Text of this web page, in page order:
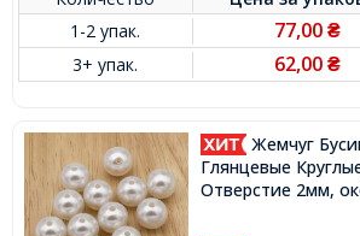
1-2 упак.
77,00₴
3+ упак. 62,00₴
Жемчуг Бусины Акриловые
Глянцевые
Отверстие 2мм,